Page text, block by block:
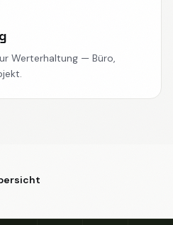
Werterhaltung — Büro,